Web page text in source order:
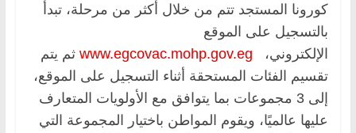
كورونا المستجد تتم من خلال أكثر من مرحلة، تبدأ
بالتسجيل على الموقع
الإلكتروني، www.egcovac.mohp.gov.egثم يتم
تقسيم الفئات المستحقة أثناء التسجيل على الموقع،
إلى 3 مجموعات بما يتوافق مع الأولويات المتعارف
عليها عالميًا، ويقوم المواطن باختيار المجموعة التي